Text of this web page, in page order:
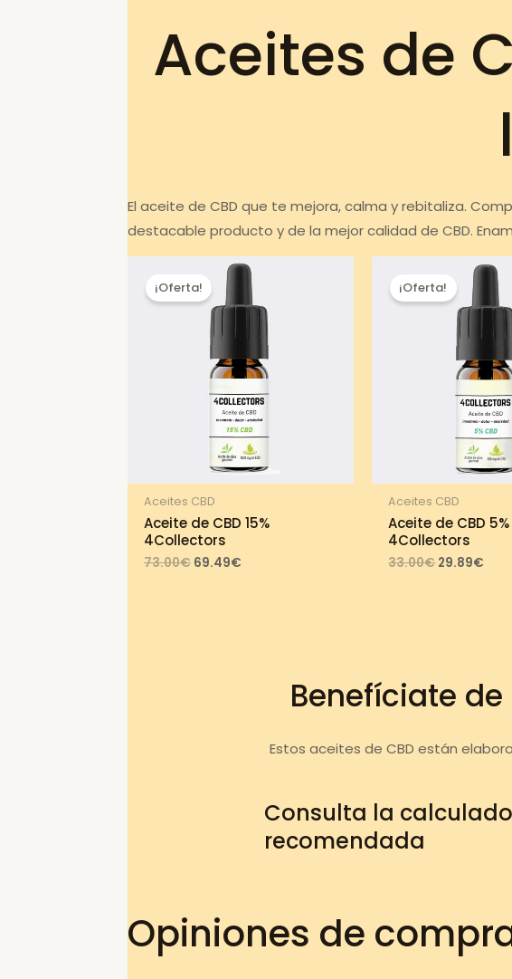
Aceites de
El aceite de CBD que te mejora, calma y rebitaliza.
destacable producto y de la mejor calidad de CBD.
¡Oferta!
Aceites CBD
Aceite de CBD 15%
4Collectors
73.00€ Original
69.49€Current
¡Oferta!
Aceites CBD
Aceite de CBD 5%
4Collectors
33.00€Original
29.89€
Benefíciate
Estos aceites de CBD están
Consulta la
recomendada
Opiniones de